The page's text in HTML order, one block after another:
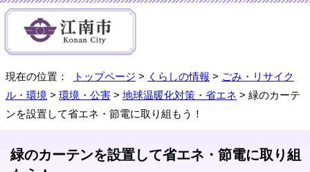
現在の位置： トップページ > くらしの情報 > ごみ・リサイク
ル・環境 > 環境・公害 > 地球温暖化対策・省エネ > 緑のカーテ
ンを設置して省エネ・節電に取り組もう！
緑のカーテンを設置して省エネ・節電に取り組